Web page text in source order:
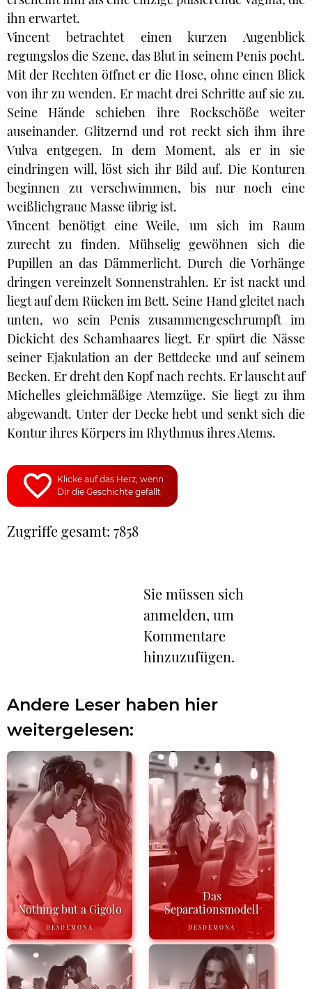
ihn erwartet.
Vincent betrachtet einen kurzen Augenblick
regungslos die Szene, das Blut in seinem Penis pocht.
Mit der Rechten öffnet er die Hose, ohne einen Blick
von ihr zu wenden. Er macht drei Schritte auf sie zu.
Seine Hände schieben ihre Rockschöße weiter
auseinander. Glitzernd und rot reckt sich ihm ihre
Vulva entgegen. In dem Moment, als er in sie
eindringen will, löst sich ihr Bild auf. Die Konturen
beginnen zu verschwimmen, bis nur noch eine
weißlichgraue Masse übrig ist.
Vincent benötigt eine Weile, um sich im Raum
zurecht zu finden. Mühselig gewöhnen sich die
Pupillen an das Dämmerlicht. Durch die Vorhänge
dringen vereinzelt Sonnenstrahlen. Er ist nackt und
liegt auf dem Rücken im Bett. Seine Hand gleitet nach
unten, wo sein Penis zusammengeschrumpft im
Dickicht des Schamhaares liegt. Er spürt die Nässe
seiner Ejakulation an der Bettdecke und auf seinem
Becken. Er dreht den Kopf nach rechts. Er lauscht auf
Michelles gleichmäßige Atemzüge. Sie liegt zu ihm
abgewandt. Unter der Decke hebt und senkt sich die
Kontur ihres Körpers im Rhythmus ihres Atems.
Klicke auf das Herz, wenn
Dir die Geschichte gefällt
Zugriffe gesamt: 7858
Sie müssen sich
anmelden, um
Kommentare
hinzuzufügen.
Andere Leser haben hier
weitergelesen:
Nothing but a Gigolo
DESDEMONA
Das
Separationsmodell
DESDEMONA